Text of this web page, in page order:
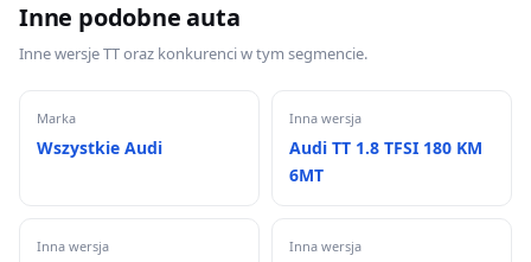
Inne podobne auta
Inne wersje TT oraz konkurenci w tym segmencie.
Marka
Wszystkie Audi
Inna wersja
Audi TT 1.8 TFSI 180 KM
6MT
Inna wersja Inna wersja